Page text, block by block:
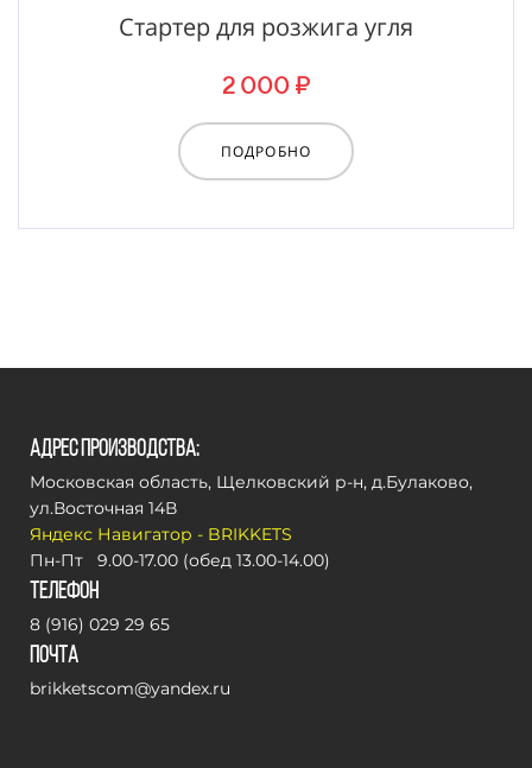
Стартер для розжига угля
2 000 ₽
ПОДРОБНО
Адрес производства:
Московская область, Щелковский р-н, д.Булаково,
ул.Восточная 14В
Яндекс Навигатор - BRIKKETS
Пн-Пт 9.00-17.00 (обед 13.00-14.00)
Телефон
8 (916) 029 29 65
Почта
brikketscom@yandex.ru